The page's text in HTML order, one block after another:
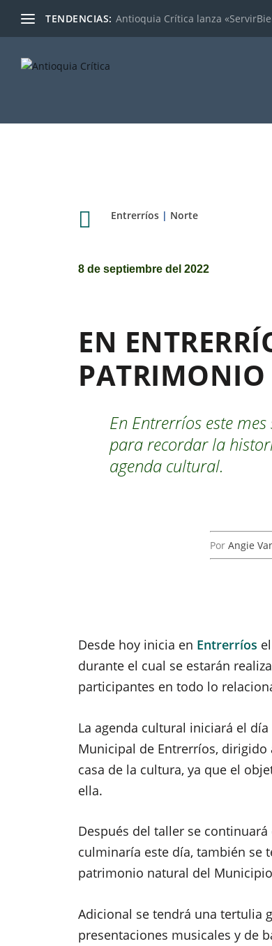
TENDENCIAS: Antioquia Crítica lanza
 Entrerríos | Norte
8 de septiembre del 2022
EN
PATRIMONIO
En Entrerríos este
para recordar la
agenda cultural.
PorAngie
Desde hoy inicia en Entrerríos
durante el cual se estarán
participantes en todo lo
La agenda cultural iniciará el
Municipal de Entrerríos,
casa de la cultura, ya que el
ella.
Después del taller se
culminaría este día, también se
patrimonio natural del
Adicional se tendrá una tertulia
presentaciones musicales y de